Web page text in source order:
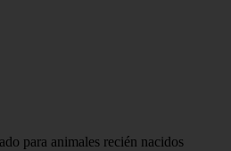
para animales recién nacidos